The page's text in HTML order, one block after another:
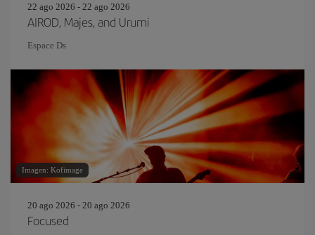
22 ago 2026 - 22 ago 2026
AIROD, Majes, and Urumi
Espace Ds
Imagen: Kofimage
20 ago 2026 - 20 ago 2026
Focused